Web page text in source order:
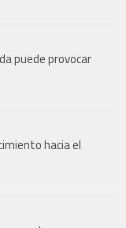
puede provocar
hacia el